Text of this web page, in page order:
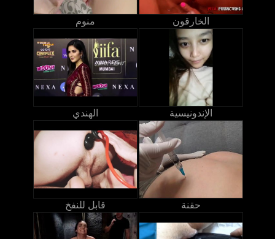
منوم الخارقون
الهندي الإندونيسية
قابل للنفخ حقنة